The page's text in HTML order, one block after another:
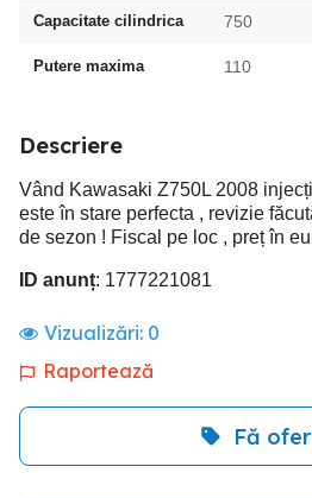
Capacitate cilindrica 750
Putere maxima 110
Descriere
Vând Kawasaki Z750L 2008
este în stare perfecta , revizie
de sezon ! Fiscal pe loc , preț în
ID anunț: 1777221081
Vizualizări: 0
Raportează
Fă